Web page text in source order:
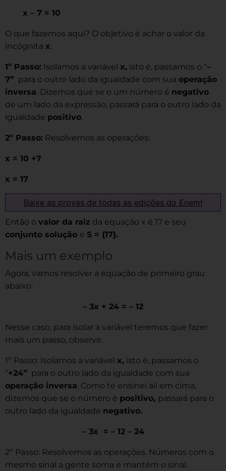
x – 7 = 10
O que fazemos aqui? O objetivo é achar o valor da
incógnita x.
1º Passo: Isolamos a variável x, isto é, passamos o “–
7” para o outro lado da igualdade com sua operação
inversa. Dizemos que se o um número é negativo
de um lado da expressão, passará para o outro lado da
igualdade positivo.
2º Passo: Resolvemos as operações:
x = 10 +7
x = 17
Baixe as provas de todas as edições do Enem!
Então o valor da raiz da equação x é 17 e seu
conjunto solução é S = {17}.
Mais um exemplo
Agora, vamos resolver a equação de primeiro grau
abaixo:
– 3x + 24 = – 12
Nesse caso, para isolar a variável teremos que fazer
mais um passo, observe:
1º Passo: Isolamos a variável x, isto é, passamos o
“+24” para o outro lado da igualdade com sua
operação inversa. Como te ensinei ali em cima,
dizemos que se o número é positivo, passará para o
outro lado da igualdade negativo.
– 3x = – 12 – 24
2º Passo: Resolvemos as operações. Números com o
mesmo sinal a gente soma e mantém o sinal.